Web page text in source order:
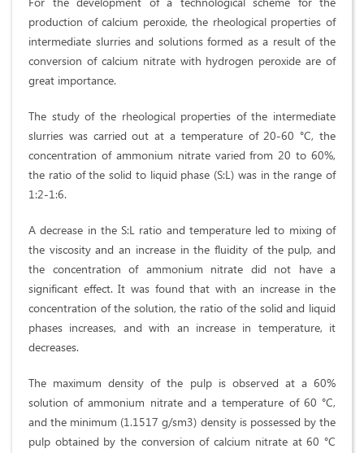
production of calcium peroxide, the rheological properties of
intermediate slurries and solutions formed as a result of the
conversion of calcium nitrate with hydrogen peroxide are of
great importance.
The study of the rheological properties of the intermediate
slurries was carried out at a temperature of 20-60 °C, the
concentration of ammonium nitrate varied from 20 to 60%,
the ratio of the solid to liquid phase (S:L) was in the range of
1:2-1:6.
A decrease in the S:L ratio and temperature led to mixing of
the viscosity and an increase in the fluidity of the pulp, and
the concentration of ammonium nitrate did not have a
significant effect. It was found that with an increase in the
concentration of the solution, the ratio of the solid and liquid
phases increases, and with an increase in temperature, it
decreases.
The maximum density of the pulp is observed at a 60%
solution of ammonium nitrate and a temperature of 60 °C,
and the minimum (1.1517 g/sm3) density is possessed by the
pulp obtained by the conversion of calcium nitrate at 60 °C